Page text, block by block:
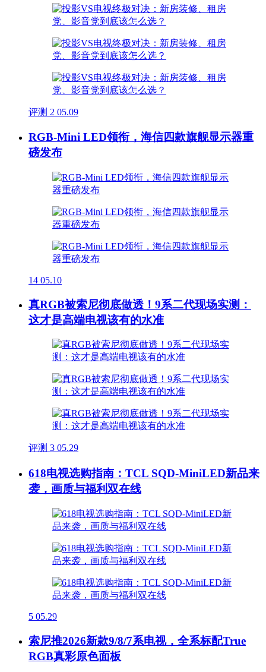
评测 2 05.09
RGB-Mini LED领衔，海信四款旗舰显示器重
磅发布
14 05.10
真RGB被索尼彻底做透！9系二代现场实测：
这才是高端电视该有的水准
评测 3 05.29
618电视选购指南：TCL SQD-MiniLED新品来
袭，画质与福利双在线
5 05.29
索尼推2026新款9/8/7系电视，全系标配True
RGB真彩原色面板